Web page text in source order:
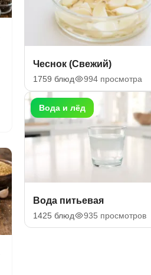
Чеснок (Свежий)
1759 блюд 994 просмотра
Вода и лёд
Вода питьевая
1425 блюд 935 просмотров